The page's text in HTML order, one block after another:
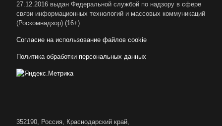
27.12.2016 выдан Федеральной службой по надзору в сфере
связи информационных технологий и массовых коммуникаций
(Роскомнадзор) (16+)
Согласие на использование файлов cookie
Политика обработки персональных данных
352190, Россия, Краснодарский край,